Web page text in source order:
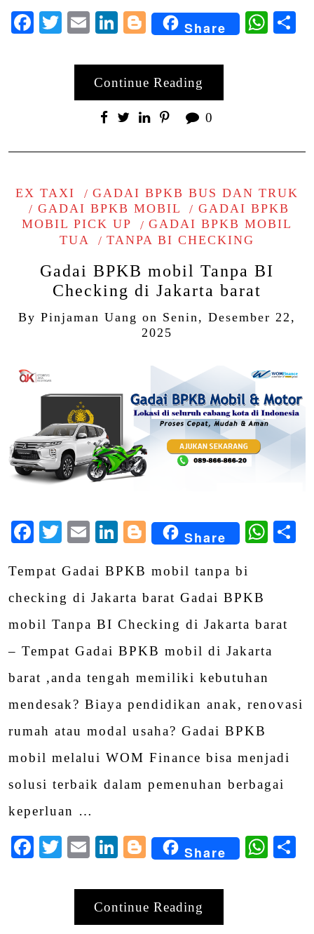
Facebook
Twitter
EmailLinkedIn
Blogger
Share
Continue Reading
0
EX TAXI
GADAI BPKB BUS DAN TRUK
GADAI BPKB MOBIL
GADAI BPKB
MOBIL PICK UP
GADAI BPKB MOBIL
TUA
TANPA BI CHECKING
Gadai BPKB mobil Tanpa BI
Checking di Jakarta barat
By Pinjaman Uang on Senin, Desember 22,
2025
Facebook
Twitter
EmailLinkedIn
Blogger
Share
Tempat Gadai BPKB mobil tanpa bi
checking di Jakarta barat Gadai BPKB
mobil Tanpa BI Checking di Jakarta barat
– Tempat Gadai BPKB mobil di Jakarta
barat ,anda tengah memiliki kebutuhan
mendesak? Biaya pendidikan anak, renovasi
rumah atau modal usaha? Gadai BPKB
mobil melalui WOM Finance bisa menjadi
solusi terbaik dalam pemenuhan berbagai
keperluan …
Facebook
Twitter
EmailLinkedIn
Blogger
Share
Continue Reading